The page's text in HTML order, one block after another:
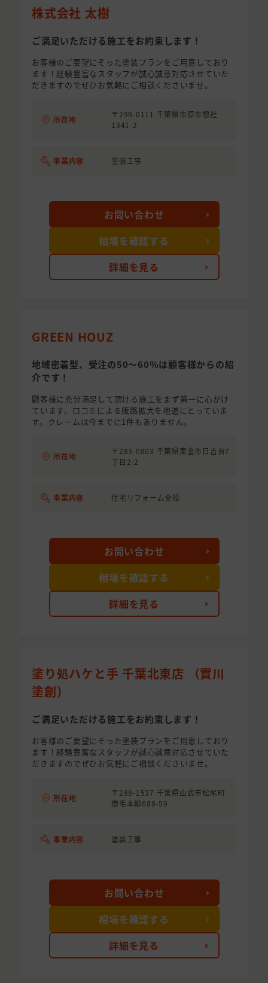
株式会社 太樹
ご満足いただける施工をお約束します！
お客様のご要望にそった塗装プランをご用意しており
ます！経験豊富なスタッフが誠心誠意対応させていた
だきますのでぜひお気軽にご相談くださいませ。
所在地
〒299-0111 千葉県市原市惣社
1341-2
事業内容 塗装工事
詳細を見る
お問い合わせ
相場を確認する
GREEN HOUZ
地域密着型、受注の50〜60％は顧客様からの紹
介です！
顧客様に充分満足して頂ける施工をまず第一に心がけ
ています。口コミによる販路拡大を地道にとっていま
す。クレームは今までに1件もありません。
所在地
〒283-0803 千葉県東金市日吉台7
丁目2-2
事業内容 住宅リフォーム全般
詳細を見る
お問い合わせ
相場を確認する
塗り処ハケと手 千葉北東店 （實川
塗創）
ご満足いただける施工をお約束します！
お客様のご要望にそった塗装プランをご用意しており
ます！経験豊富なスタッフが誠心誠意対応させていた
だきますのでぜひお気軽にご相談くださいませ。
所在地
〒289-1537 千葉県山武市松尾町
借毛本郷688-59
事業内容 塗装工事
詳細を見る
お問い合わせ
相場を確認する